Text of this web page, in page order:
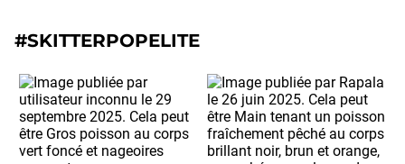
#SKITTERPOPELITE